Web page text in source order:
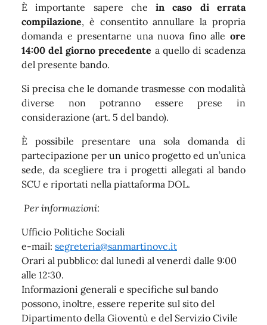
È importante sapere chein caso di errata
compilazione, è consentito annullare la propria
domanda e presentarne una nuova fino alle ore
14:00 del giorno precedente a quello di scadenza
del presente bando.
Si precisa che le domande trasmesse con modalità
diverse non potranno essere prese in
considerazione (art. 5 del bando).
È possibile presentare una sola domanda di
partecipazione per un unico progetto ed un’unica
sede, da scegliere tra i progetti allegati al bando
SCU e riportati nella piattaforma DOL.
Per informazioni:
Ufficio Politiche Sociali
e-mail: segreteria@sanmartinovc.it
Orari al pubblico: dal lunedì al venerdì dalle 9:00
alle 12:30.
Informazioni generali e specifiche sul bando
possono, inoltre, essere reperite sul sito del
Dipartimento della Gioventù e del Servizio Civile